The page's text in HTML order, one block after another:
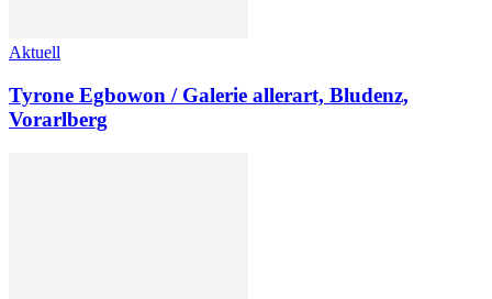
Aktuell
Tyrone Egbowon / Galerie allerart, Bludenz,
Vorarlberg